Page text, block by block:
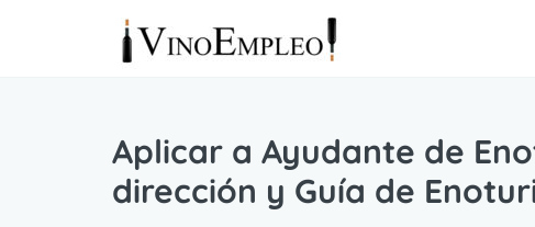
Aplicar a Ayudante de
dirección y Guía de